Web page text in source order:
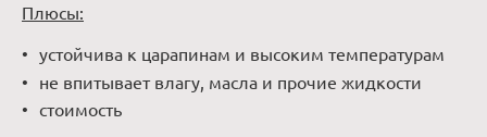
Плюсы:
устойчива к царапинам и высоким температурам
не впитывает влагу, масла и прочие жидкости
стоимость